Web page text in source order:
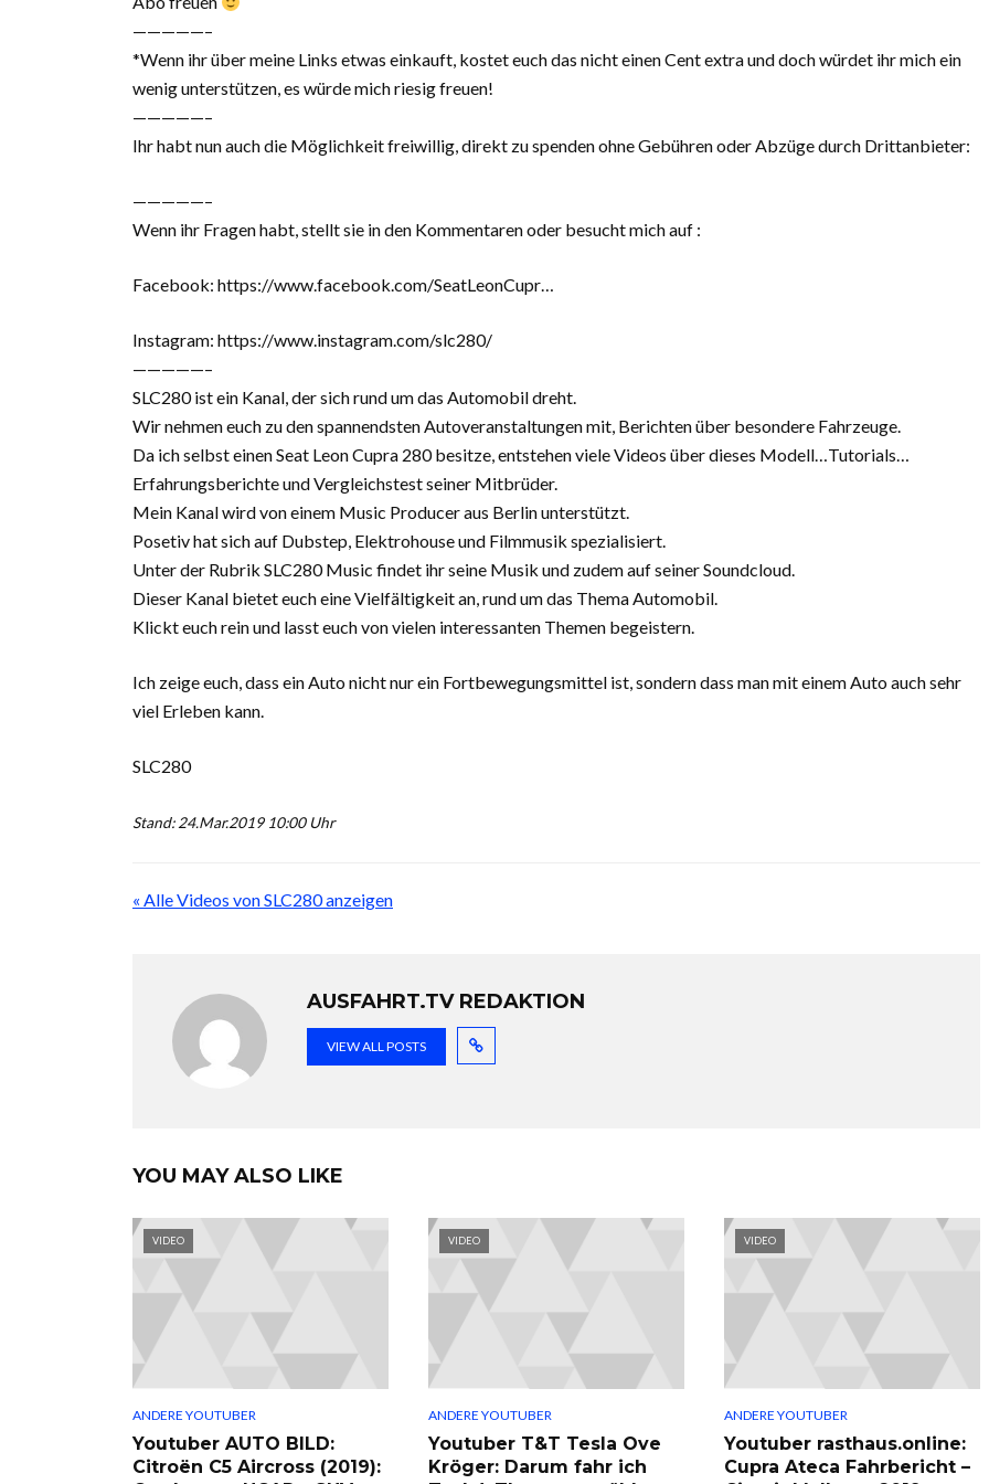
—————–
*Wenn ihr über meine Links etwas einkauft, kostet euch das nicht einen Cent extra und doch würdet ihr mich ein
wenig unterstützen, es würde mich riesig freuen!
—————–
Ihr habt nun auch die Möglichkeit freiwillig, direkt zu spenden ohne Gebühren oder Abzüge durch Drittanbieter:
—————–
Wenn ihr Fragen habt, stellt sie in den Kommentaren oder besucht mich auf :
Facebook: https://www.facebook.com/SeatLeonCupr…
Instagram: https://www.instagram.com/slc280/
—————–
SLC280 ist ein Kanal, der sich rund um das Automobil dreht.
Wir nehmen euch zu den spannendsten Autoveranstaltungen mit, Berichten über besondere Fahrzeuge.
Da ich selbst einen Seat Leon Cupra 280 besitze, entstehen viele Videos über dieses Modell…Tutorials…
Erfahrungsberichte und Vergleichstest seiner Mitbrüder.
Mein Kanal wird von einem Music Producer aus Berlin unterstützt.
Posetiv hat sich auf Dubstep, Elektrohouse und Filmmusik spezialisiert.
Unter der Rubrik SLC280 Music findet ihr seine Musik und zudem auf seiner Soundcloud.
Dieser Kanal bietet euch eine Vielfältigkeit an, rund um das Thema Automobil.
Klickt euch rein und lasst euch von vielen interessanten Themen begeistern.
Ich zeige euch, dass ein Auto nicht nur ein Fortbewegungsmittel ist, sondern dass man mit einem Auto auch sehr
viel Erleben kann.
SLC280
Stand: 24.Mar.2019 10:00 Uhr
« Alle Videos von SLC280 anzeigen
AUSFAHRT.TV REDAKTION
VIEW ALL POSTS
YOU MAY ALSO LIKE
VIDEO
ANDERE YOUTUBER
Youtuber AUTO BILD:
Citroën C5 Aircross (2019):
VIDEO
ANDERE YOUTUBER
Youtuber T&T Tesla Ove
Kröger: Darum fahr ich
VIDEO
ANDERE YOUTUBER
Youtuber rasthaus.online:
Cupra Ateca Fahrbericht –